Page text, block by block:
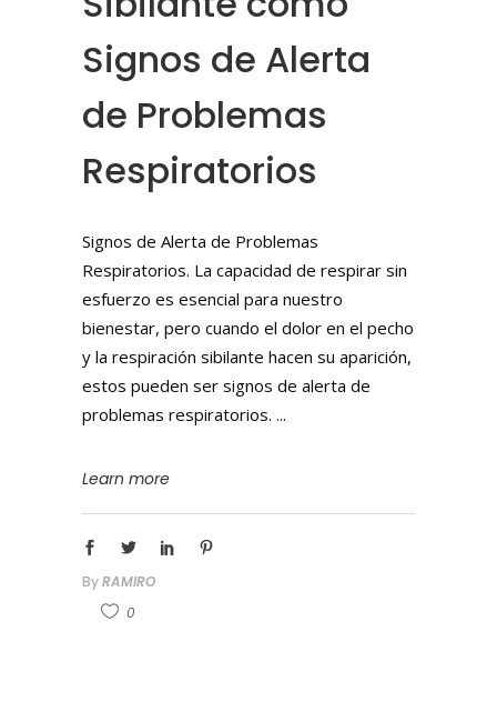
Signos de Alerta
de Problemas
Respiratorios
Signos de Alerta de Problemas
Respiratorios. La capacidad de respirar sin
esfuerzo es esencial para nuestro
bienestar, pero cuando el dolor en el pecho
y la respiración sibilante hacen su aparición,
estos pueden ser signos de alerta de
problemas respiratorios.
Learn more
ByRAMIRO
0